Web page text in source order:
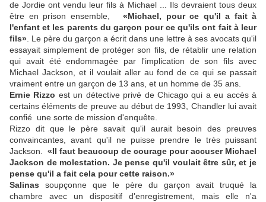
de Jordie ont vendu leur fils à Michael ... Ils devraient tous deux
être en prison ensemble, «Michael, pour ce qu'il a fait à
l'enfant et les parents du garçon pour ce qu'ils ont fait à leur
fils» . Le père du garçon a écrit dans une lettre à ses avocats qu'il
essayait simplement de protéger son fils, de rétablir une relation
qui avait été endommagée par l'implication de son fils avec
Michael Jackson, et il voulait aller au fond de ce qui se passait
vraiment entre un garçon de 13 ans, et un homme de 35 ans.
Ernie Rizzo est un détective privé de Chicago qui a eu accès à
certains éléments de preuve au début de 1993, Chandler lui avait
confié une sorte de mission d'enquête.
Rizzo dit que le père savait qu'il aurait besoin des preuves
convaincantes, avant qu'il ne puisse prendre le très puissant
Jackson. «Il faut beaucoup de courage pour accuser Michael
Jackson de molestation. Je pense qu'il voulait être sûr, et je
pense qu'il a fait cela pour cette raison.»
Salinas soupçonne que le père du garçon avait truqué la
chambre avec un dispositif d'enregistrement, mais elle n'a